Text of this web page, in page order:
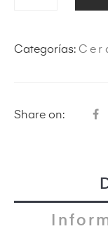
Categorías:
Share on: